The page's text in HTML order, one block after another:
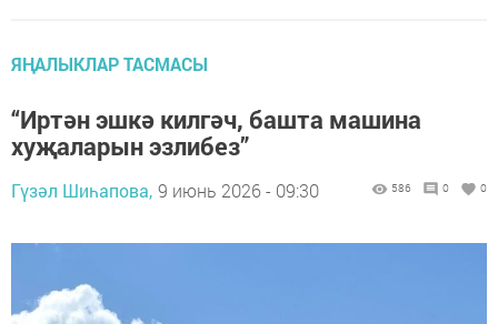
ЯҢАЛЫКЛАР ТАСМАСЫ
“Иртән эшкә килгәч, башта машина
хуҗаларын эзлибез”
Гүзәл Шиһапова, 9 июнь 2026 - 09:30 586 0 0